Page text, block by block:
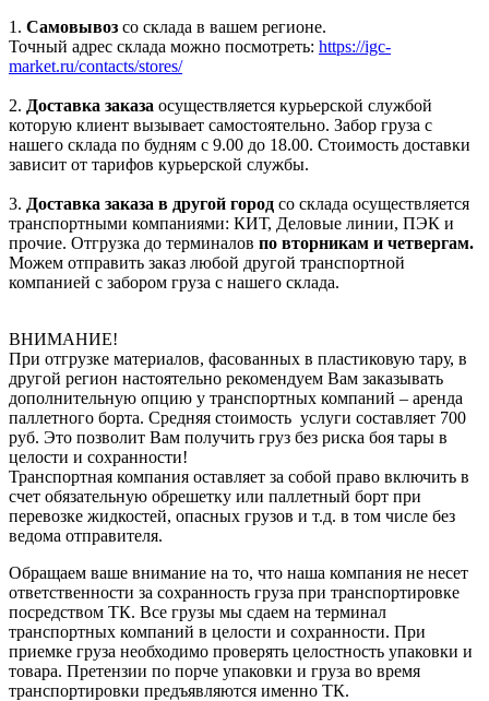
1. Самовывоз со склада в вашем регионе.
Точный адрес склада можно посмотреть: https://igc-
market.ru/contacts/stores/
2. Доставка заказа осуществляется курьерской службой
которую клиент вызывает самостоятельно. Забор груза с
нашего склада по будням с 9.00 до 18.00. Стоимость доставки
зависит от тарифов курьерской службы.
3. Доставка заказа в другой город со склада осуществляется
транспортными компаниями: КИТ, Деловые линии, ПЭК и
прочие. Отгрузка до терминалов по вторникам и четвергам.
Можем отправить заказ любой другой транспортной
компанией с забором груза с нашего склада.
ВНИМАНИЕ!
При отгрузке материалов, фасованных в пластиковую тару, в
другой регион настоятельно рекомендуем Вам заказывать
дополнительную опцию у транспортных компаний – аренда
паллетного борта. Средняя стоимость услуги составляет 700
руб. Это позволит Вам получить груз без риска боя тары в
целости и сохранности!
Транспортная компания оставляет за собой право включить в
счет обязательную обрешетку или паллетный борт при
перевозке жидкостей, опасных грузов и т.д. в том числе без
ведома отправителя.
Обращаем ваше внимание на то, что наша компания не несет
ответственности за сохранность груза при транспортировке
посредством ТК. Все грузы мы сдаем на терминал
транспортных компаний в целости и сохранности. При
приемке груза необходимо проверять целостность упаковки и
товара. Претензии по порче упаковки и груза во время
транспортировки предъявляются именно ТК.